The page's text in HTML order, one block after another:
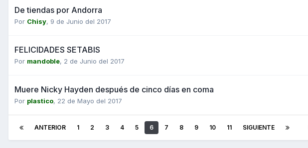
De tiendas por Andorra
Por Chisy, 9 de Junio del 2017
FELICIDADES SETABIS
Por mandoble, 2 de Junio del 2017
Muere Nicky Hayden después de cinco días en coma
Por plastico, 22 de Mayo del 2017
ANTERIOR 1 2 3 4 5 6 7 8 9 10 11 SIGUIENTE